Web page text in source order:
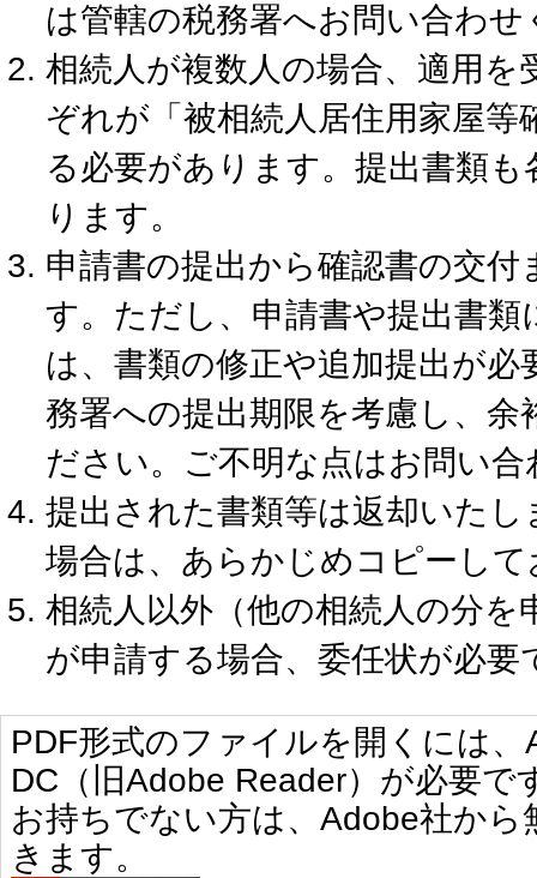
は管轄の税務署へお問い合わせ
相続人が複数人の場合、適用
ぞれが「被相続人居住用家屋等
る必要があります。提出書類
ります。
申請書の提出から確認書の交
す。ただし、申請書や提出書
は、書類の修正や追加提出が
務署への提出期限を考慮し、
ださい。ご不明な点はお問い
提出された書類等は返却いた
場合は、あらかじめコピーし
相続人以外（他の相続人の分を
が申請する場合、委任状が必要
PDF形式のファイルを開くには
DC（旧Adobe Reader）が必要で
お持ちでない方は、Adobe社か
きます。